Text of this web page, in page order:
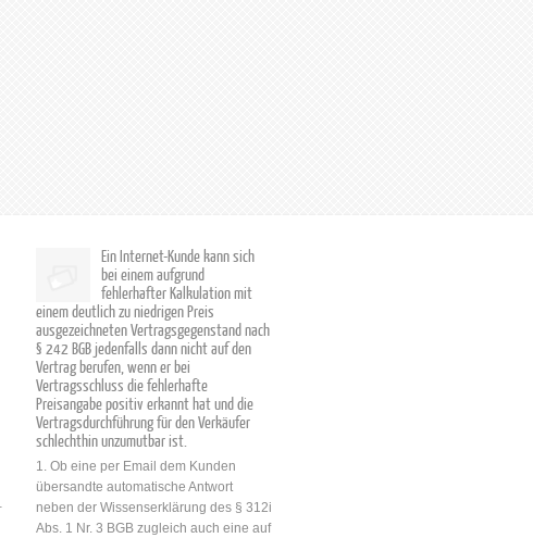
Ein Internet-Kunde kann sich
bei einem aufgrund
fehlerhafter Kalkulation mit
einem deutlich zu niedrigen Preis
ausgezeichneten Vertragsgegenstand nach
§ 242 BGB jedenfalls dann nicht auf den
Vertrag berufen, wenn er bei
Vertragsschluss die fehlerhafte
Preisangabe positiv erkannt hat und die
Vertragsdurchführung für den Verkäufer
schlechthin unzumutbar ist.
1. Ob eine per Email dem Kunden
übersandte automatische Antwort
neben der Wissenserklärung des § 312i
Abs. 1 Nr. 3 BGB zugleich auch eine auf